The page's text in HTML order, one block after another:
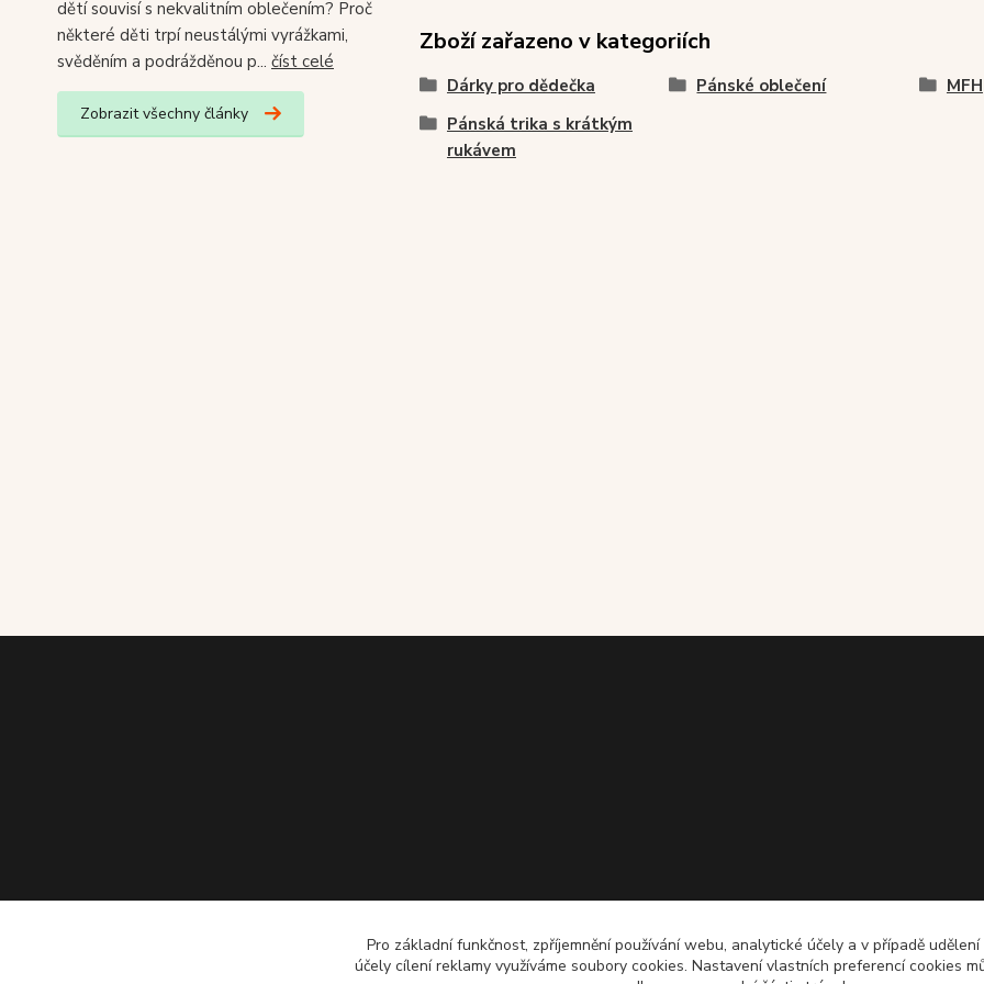
dětí souvisí s nekvalitním oblečením? Proč
některé děti trpí neustálými vyrážkami,
svěděním a podrážděnou p... číst celé
Zobrazit všechny články
Zboží zařazeno v kategoriích
Dárky pro dědečka Pánské oblečení MFH
Pánská trika s krátkým
rukávem
Pro základní funkčnost, zpříjemnění používání webu, analytické účely a v případě
účely cílení reklamy využíváme soubory cookies. Nastavení vlastních preferencí cookies